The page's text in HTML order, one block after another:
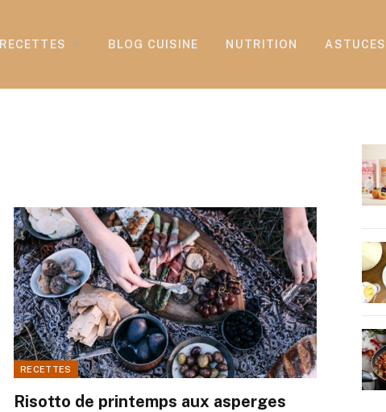
RECETTES BLOG CUISINE NUTRITION ASTUCES
RECETTES
Risotto de printemps aux asperges